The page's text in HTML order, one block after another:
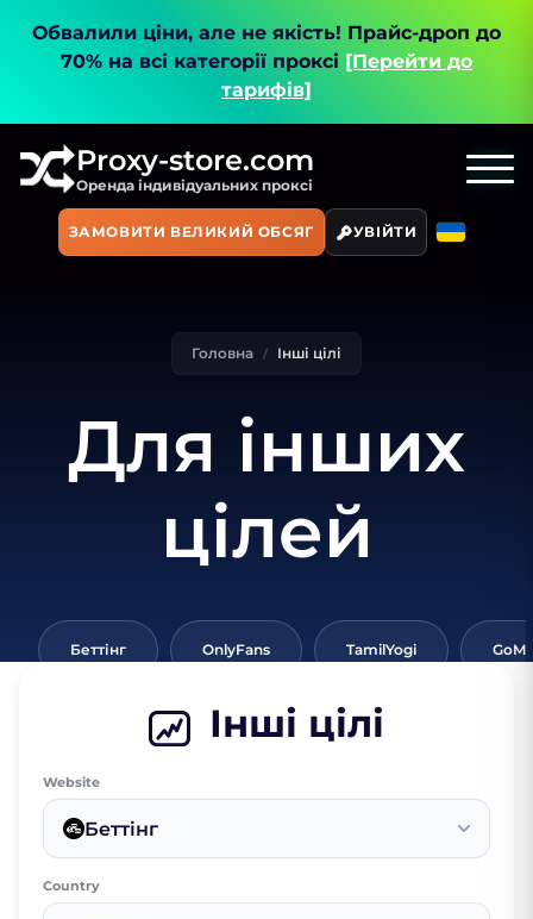
Обвалили ціни, але не якість! Прайс-дроп до
70% на всі категорії проксі [Перейти до
тарифів]
Proxy-store.com
Оренда індивідуальних проксі
ЗАМОВИТИ ВЕЛИКИЙ ОБСЯГ УВІЙТИ
Головна Інші цілі
Для інших
цілей
Беттінг OnlyFans TamilYogi
Інші цілі
Website
Беттінг
Country